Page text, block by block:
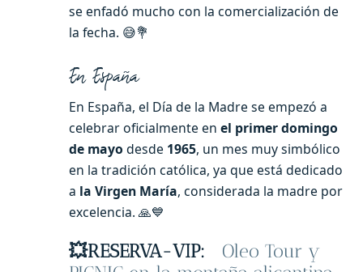
se enfadó mucho con la comercialización de
la fecha. 😅💐
En España
En España, el Día de la Madre se empezó a
celebrar oficialmente en el primer domingo
de mayo desde 1965, un mes muy simbólico
en la tradición católica, ya que está dedicado
a la Virgen María, considerada la madre por
excelencia. 🙏💙
💥RESERVA-VIP:
Oleo Tour y